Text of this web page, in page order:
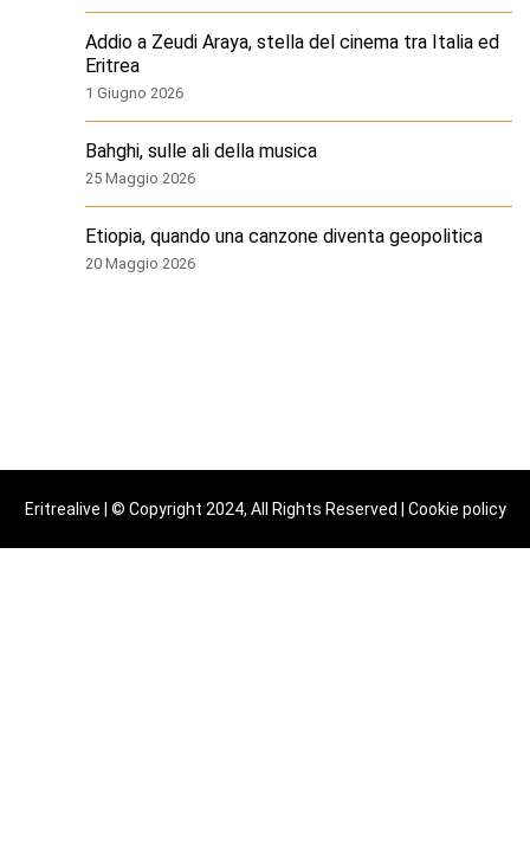
Addio a Zeudi Araya, stella del cinema tra Italia ed
Eritrea
1 Giugno 2026
Bahghi, sulle ali della musica
25 Maggio 2026
Etiopia, quando una canzone diventa geopolitica
20 Maggio 2026
Eritrealive | © Copyright 2024, All Rights Reserved | Cookie policy